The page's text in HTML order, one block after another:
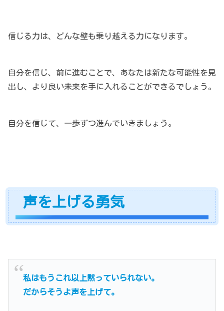
信じる力は、どんな壁も乗り越える力になります。
自分を信じ、前に進むことで、あなたは新たな可能性を見
出し、より良い未来を手に入れることができるでしょう。
自分を信じて、一歩ずつ進んでいきましょう。
声を上げる勇気
私はもうこれ以上黙っていられない。
だからそうよ声を上げて。